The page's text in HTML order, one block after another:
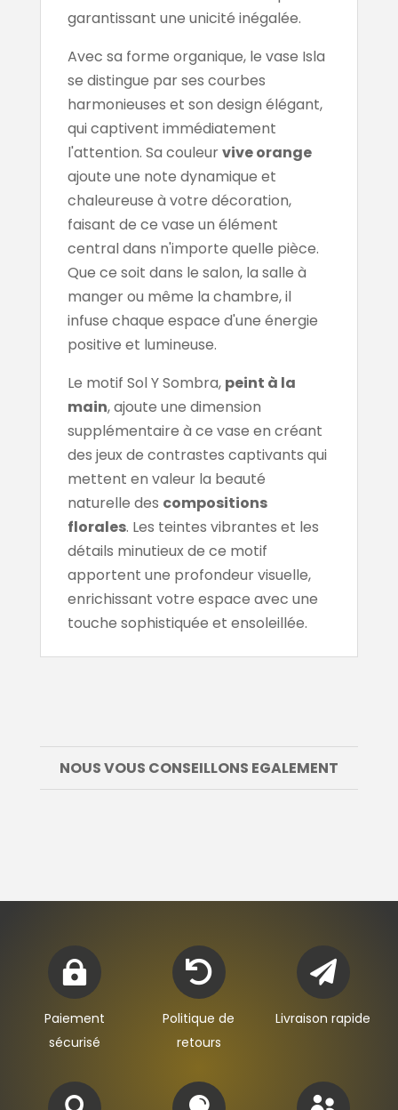
garantissant une unicité inégalée.
Avec sa forme organique, le vase Isla
se distingue par ses courbes
harmonieuses et son design élégant,
qui captivent immédiatement
l'attention. Sa couleurvive orange
ajoute une note dynamique et
chaleureuse à votre décoration,
faisant de ce vase un élément
central dans n'importe quelle pièce.
Que ce soit dans le salon, la salle à
manger ou même la chambre, il
infuse chaque espace d'une énergie
positive et lumineuse.
Le motif Sol Y Sombra, peint à la
main, ajoute une dimension
supplémentaire à ce vase en créant
des jeux de contrastes captivants qui
mettent en valeur la beauté
naturelle des compositions
florales. Les teintes vibrantes et les
détails minutieux de ce motif
apportent une profondeur visuelle,
enrichissant votre espace avec une
touche sophistiquée et ensoleillée.
NOUS VOUS CONSEILLONS EGALEMENT

Paiement
sécurisé

Politique de
retours

Livraison rapide